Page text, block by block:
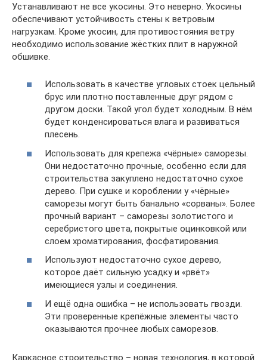
Устанавливают не все укосины. Это неверно. Укосины
обеспечивают устойчивость стены к ветровым
нагрузкам. Кроме укосин, для противостояния ветру
необходимо использование жёстких плит в наружной
обшивке.
Использовать в качестве угловых стоек цельный
брус или плотно поставленные друг рядом с
другом доски. Такой угол будет холодным. В нём
будет конденсироваться влага и развиваться
плесень.
Использовать для крепежа «чёрные» саморезы.
Они недостаточно прочные, особенно если для
строительства закуплено недостаточно сухое
дерево. При сушке и короблении у «чёрные»
саморезы могут быть банально «сорваны». Более
прочный вариант – саморезы золотистого и
серебристого цвета, покрытые оцинковкой или
слоем хроматирования, фосфатирования.
Используют недостаточно сухое дерево,
которое даёт сильную усадку и «рвёт»
имеющиеся узлы и соединения.
И ещё одна ошибка – не использовать гвозди.
Эти проверенные крепёжные элементы часто
оказываются прочнее любых саморезов.
Каркасное строительство – новая технология, в которой